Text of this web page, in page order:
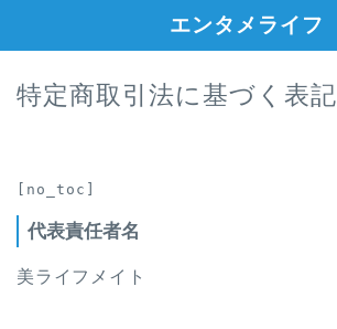
エンタメライフ
特定商取引法に基づく表記
[no_toc]
代表責任者名
美ライフメイト